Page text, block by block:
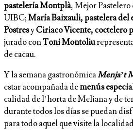
pastelería Montplà, Mejor
UIBC;María Baixauli, pastelera del
PostresyCiriaco Vicente, coctelero
jurado conToni Montoliu
de cacau.
Y la semana gastronómicaMenja’t
estar acompañada demenús
calidad de l’horta de Meliana y de
durante todos los días se puedan
para todo aquel que visite la